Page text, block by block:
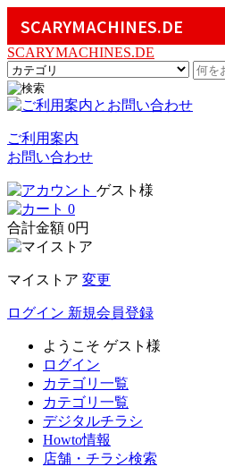
SCARYMACHINES.DE
SCARYMACHINES.DE
ご利用案内
お問い合わせ
ゲスト様
0
合計金額 0円
マイストア 変更
ログイン 新規会員登録
ようこそ ゲスト様
ログイン
カテゴリ一覧
カテゴリ一覧
デジタルチラシ
Howto情報
店舗・チラシ検索